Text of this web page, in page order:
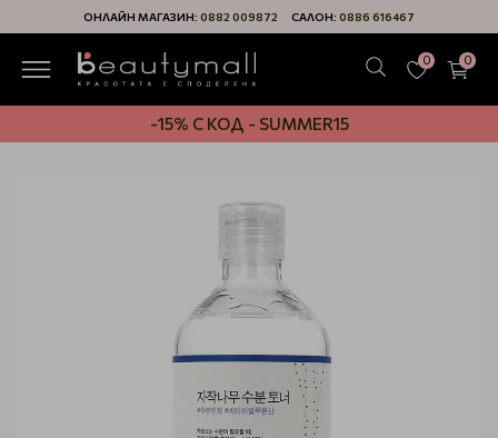
ОНЛАЙН МАГАЗИН: 0882 009872 САЛОН: 0886 616467
0 0
-15% С КОД - SUMMER15